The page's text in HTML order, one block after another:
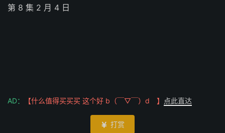
第 8 集 2 月 4 日
AD： 【什么值得买买买 这个好 b（￣▽￣）d 】 点此直达
 打赏